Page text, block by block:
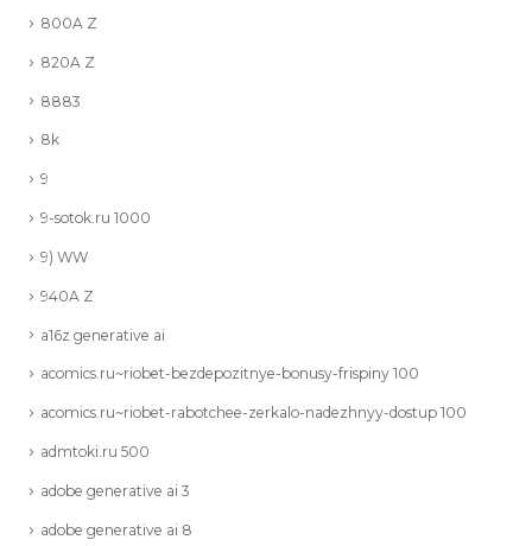
800A Z
820A Z
8883
8k
9
9-sotok.ru 1000
9) WW
940A Z
a16z generative ai
acomics.ru~riobet-bezdepozitnye-bonusy-frispiny 100
acomics.ru~riobet-rabotchee-zerkalo-nadezhnyy-dostup 100
admtoki.ru 500
adobe generative ai 3
adobe generative ai 8